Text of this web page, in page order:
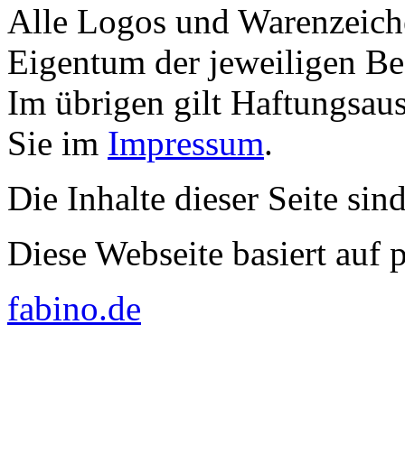
Alle Logos und
Eigentum der jeweiligen
Im übrigen gilt
Sie im Impressum.
Die Inhalte dieser Seite
Diese Webseite basiert auf
fabino.de